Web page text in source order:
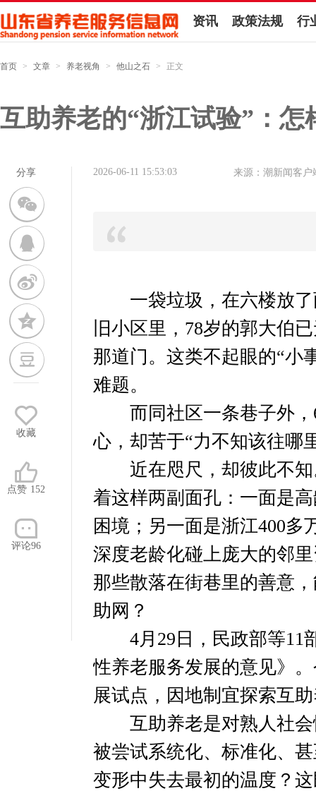
资讯 政策法规 行
首页 > 文章 > 养老视角 > 他山之石 > 正文
互助养老的“浙江试验”：怎
分享
收藏
点赞 152
评论96
2026-06-11 15:53:03 来源：潮新闻客户
一袋垃圾，在六楼放了
旧小区里，78岁的郭大伯
那道门。这类不起眼的“小
难题。
而同社区一条巷子外，
心，却苦于“力不知该往哪
近在咫尺，却彼此不知
着这样两副面孔：一面是
困境；另一面是浙江400多
深度老龄化碰上庞大的邻
那些散落在街巷里的善意
助网？
4月29日，民政部等11
性养老服务发展的意见》
展试点，因地制宜探索互
互助养老是对熟人社会
被尝试系统化、标准化、
变形中失去最初的温度？